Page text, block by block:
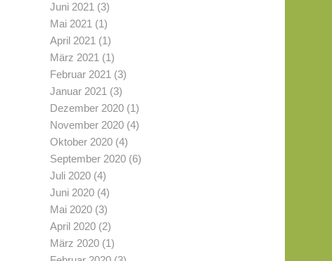
Juni 2021 (3)
Mai 2021 (1)
April 2021 (1)
März 2021 (1)
Februar 2021 (3)
Januar 2021 (3)
Dezember 2020(1)
November 2020(4)
Oktober 2020(4)
September 2020(6)
Juli 2020(4)
Juni 2020(4)
Mai 2020(3)
April 2020(2)
März 2020(1)